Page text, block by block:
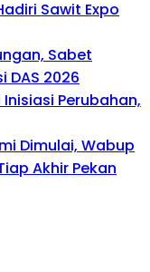
Sawit Expo
Sabet
DAS 2026
Inisiasi Perubahan,
Dimulai, Wabup
Akhir Pekan